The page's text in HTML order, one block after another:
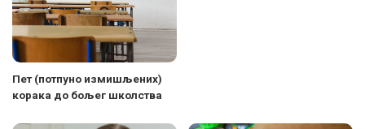
Пет (потпуно измишљених)
корака до бољег школства